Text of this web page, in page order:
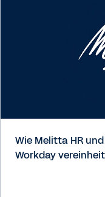
Wie Melitta HR
Workday